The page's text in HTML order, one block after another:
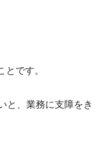
とです。
と、業務に支障をき